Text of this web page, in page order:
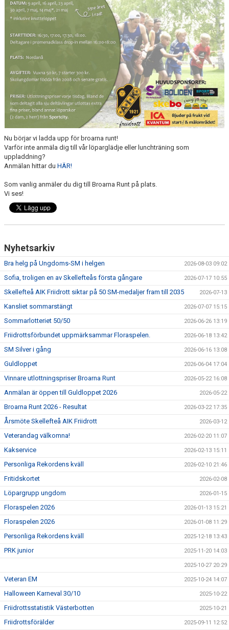
MINIORLANDSLAGET
Nu börjar vi ladda upp för broarna runt!
Varför inte anmäla dig till vår löparglädje eller lunchträning som
uppladdning?
Anmälan hittar du HÄR!
Som vanlig anmäler du dig till Broarna Runt på plats.
Vi ses!
Nyhetsarkiv
Bra helg på Ungdoms-SM i helgen 2026-08-03 09:02
Sofia, troligen en av Skellefteås första gångare 2026-07-17 10:55
Skellefteå AIK Friidrott siktar på 50 SM-medaljer fram till 2035 2026-07-13
Kansliet sommarstängt 2026-07-07 15:15
Sommarlotteriet 50/50 2026-06-26 13:19
Friidrottsförbundet uppmärksammar Floraspelen. 2026-06-18 13:42
SM Silver i gång 2026-06-16 13:08
Guldloppet 2026-06-04 17:04
Vinnare utlottningspriser Broarna Runt 2026-05-22 16:08
Anmälan är öppen till Guldloppet 2026 2026-05-22
Broarna Runt 2026 - Resultat 2026-03-22 17:35
Årsmöte Skellefteå AIK Friidrott 2026-03-12
Veterandag välkomna! 2026-02-20 11:07
Kakservice 2026-02-13 15:11
Personliga Rekordens kväll 2026-02-10 21:46
Fritidskortet 2026-02-08
Löpargrupp ungdom 2026-01-15
Floraspelen 2026 2026-01-13 15:21
Floraspelen 2026 2026-01-08 11:29
Personliga Rekordens kväll 2025-12-18 13:43
PRK junior 2025-11-20 14:03
2025-10-27 20:29
Veteran EM 2025-10-24 14:07
Halloween Karneval 30/10 2025-10-22
Friidrottsstatistik Västerbotten 2025-10-21
Friidrottsförälder 2025-09-11 12:52